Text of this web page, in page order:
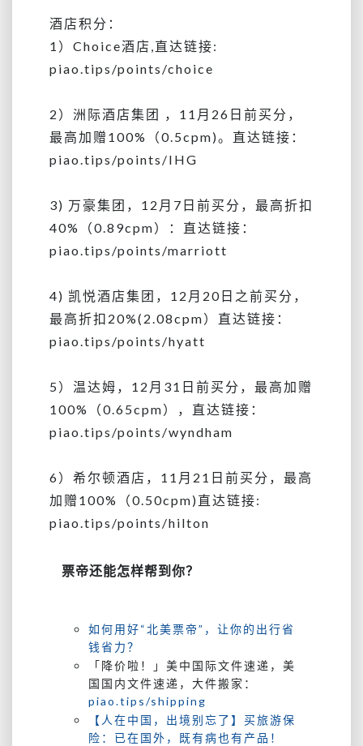
酒店积分：
1）Choice酒店,直达链接:
piao.tips/points/choice
2）洲际酒店集团 ，11月26日前买分，
最高加赠100%（0.5cpm)。直达链接：
piao.tips/points/IHG
3) 万豪集团，12月7日前买分，最高折扣
40%（0.89cpm）：直达链接：
piao.tips/points/marriott
4) 凯悦酒店集团，12月20日之前买分，
最高折扣20%(2.08cpm）直达链接：
piao.tips/points/hyatt
5）温达姆，12月31日前买分，最高加赠
100%（0.65cpm），直达链接：
piao.tips/points/wyndham
6）希尔顿酒店，11月21日前买分，最高
加赠100%（0.50cpm)直达链接:
piao.tips/points/hilton
票帝还能怎样帮到你？
如何用好“北美票帝”，让你的出行省
钱省力？
「降价啦！」美中国际文件速递，美
国国内文件速递，大件搬家：
piao.tips/shipping
【人在中国，出境别忘了】买旅游保
险：已在国外，既有病也有产品！